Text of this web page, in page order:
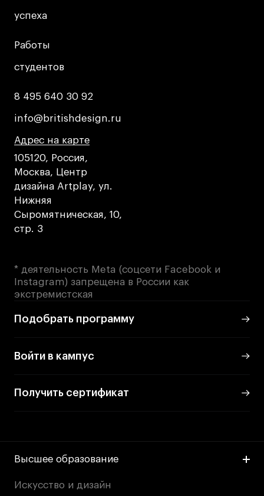
Fashion Summer
Проект с Microsoft
Войти в кампус
Получить сертификат
дверей
дверей
События
События
Истории успеха
Истории успеха
info@britishdesign.ru
info@britishdesign.ru
Universal University
Universal University
успеха
успеха
Работы
студентов
Работы
студентов
8 495 640 30 92
8 495 640 30 92
info@britishdesign.ru
info@britishdesign.ru
Адрес на карте
Адрес на карте
Адрес на карте
105120, Россия,
Москва, Центр
дизайна Artplay, ул.
Нижняя
Сыромятническая, 10,
стр. 3
* деятельность Meta (соцсети Facebook и
Instagram) запрещена в России как
экстремистская
Подобрать программу
Войти в кампус
Получить сертификат
Высшее образование
Искусство и дизайн